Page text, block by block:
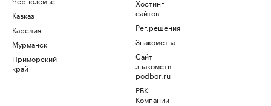
Кавказ
Карелия
Мурманск
Приморский
край
Хостинг
сайтов
Рег.решения
Знакомства
Сайт
знакомств
podbor.ru
РБК
Компании